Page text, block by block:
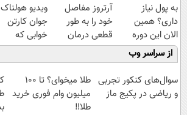
به پول نیاز
داری؟ همین
الان این دوره
رایگان رو شرکت
کن تا دیر نشده!
آرتروز مفاصل
خود را به طور
قطعی درمان
کنید!
◗پرسش‌نامه◖
ویدیو هولناک
جوان کارتن
خوابی که
میلیاردر شد.
آموزش
از سراسر وب
سوال‌های کنکور تجربی
و ریاضی در پکیج ماز
طلا میخوای؟ تا 100
میلیون وام فوری خرید
طلا‼️